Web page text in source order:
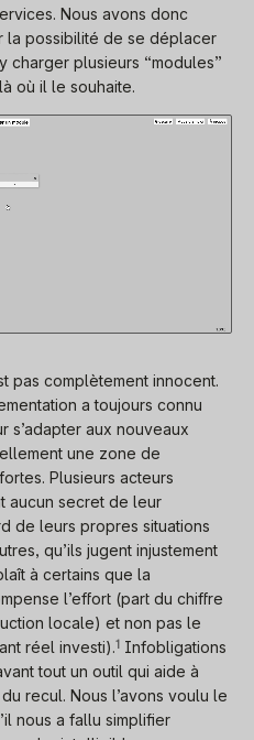
Nous avons donc
la possibilité de se déplacer
charger plusieurs “modules”
où il le souhaite.
pas complètement innocent.
a toujours connu
s’adapter aux nouveaux
une zone de
Plusieurs acteurs
aucun secret de leur
de leurs propres situations
qu’ils jugent injustement
à certains que la
l’effort (part du chiffre
locale) et non pas le
réel investi).1 Infobligations
tout un outil qui aide à
recul. Nous l’avons voulu le
nous a fallu simplifier